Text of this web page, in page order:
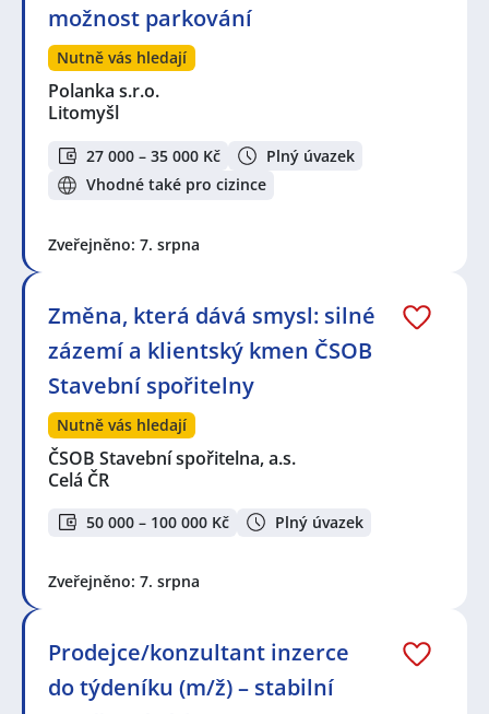
možnost parkování
Nutně vás hledají
Polanka s.r.o.
Litomyšl
27 000 – 35 000 Kč
Plný úvazek
Vhodné také pro cizince
Zveřejněno: 7. srpna
Změna, která dává smysl: silné
zázemí a klientský kmen ČSOB
Stavební spořitelny
Nutně vás hledají
ČSOB Stavební spořitelna, a.s.
Celá ČR
50 000 – 100 000 Kč Plný úvazek
Zveřejněno: 7. srpna
Prodejce/konzultant inzerce
do týdeníku (m/ž) – stabilní